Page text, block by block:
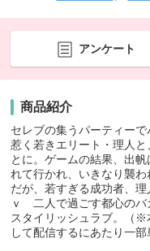
アンケート
商品紹介
セレブの集うパーティー
惹く若きエリート・理人
とに。ゲームの結果、出
れて行かれ、いきなり襲
だが、若すぎる成功者、
ｖ 二人で過ごす都心のバ
スタイリッシュラブ。（※
して配信するにあたり一